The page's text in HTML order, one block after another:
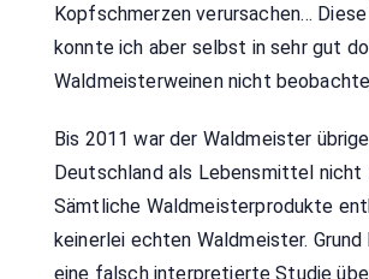
Kopfschmerzen verursachen… Diese
konnte ich aber selbst in sehr gut
Waldmeisterweinen nicht
Bis 2011 war der Waldmeister
Deutschland als Lebensmittel nicht
Sämtliche Waldmeisterprodukte
keinerlei echten Waldmeister. Grund
eine falsch interpretierte Studie